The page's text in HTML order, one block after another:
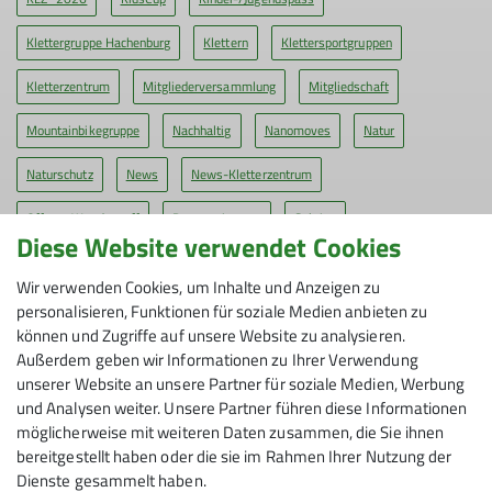
Klettergruppe Hachenburg Klettern Klettersportgruppen
Kletterzentrum Mitgliederversammlung Mitgliedschaft
Mountainbikegruppe Nachhaltig Nanomoves Natur
Naturschutz News News-Kletterzentrum
Offener Wandertreff Pressestimmen Sektion
Seven Summits Siegen Siegerlandhütte Siegerlandhütte800
Termine Tourenberichte Vortrag Wanderangebote
Wandergruppe Wandern Wettkampfgruppe bergauf-bergab
genigini
Diese Website verwendet Cookies
Wir verwenden Cookies, um Inhalte und Anzeigen zu
personalisieren, Funktionen für soziale Medien anbieten zu
können und Zugriffe auf unsere Website zu analysieren.
Außerdem geben wir Informationen zu Ihrer Verwendung
unserer Website an unsere Partner für soziale Medien, Werbung
und Analysen weiter. Unsere Partner führen diese Informationen
möglicherweise mit weiteren Daten zusammen, die Sie ihnen
bereitgestellt haben oder die sie im Rahmen Ihrer Nutzung der
Dienste gesammelt haben.